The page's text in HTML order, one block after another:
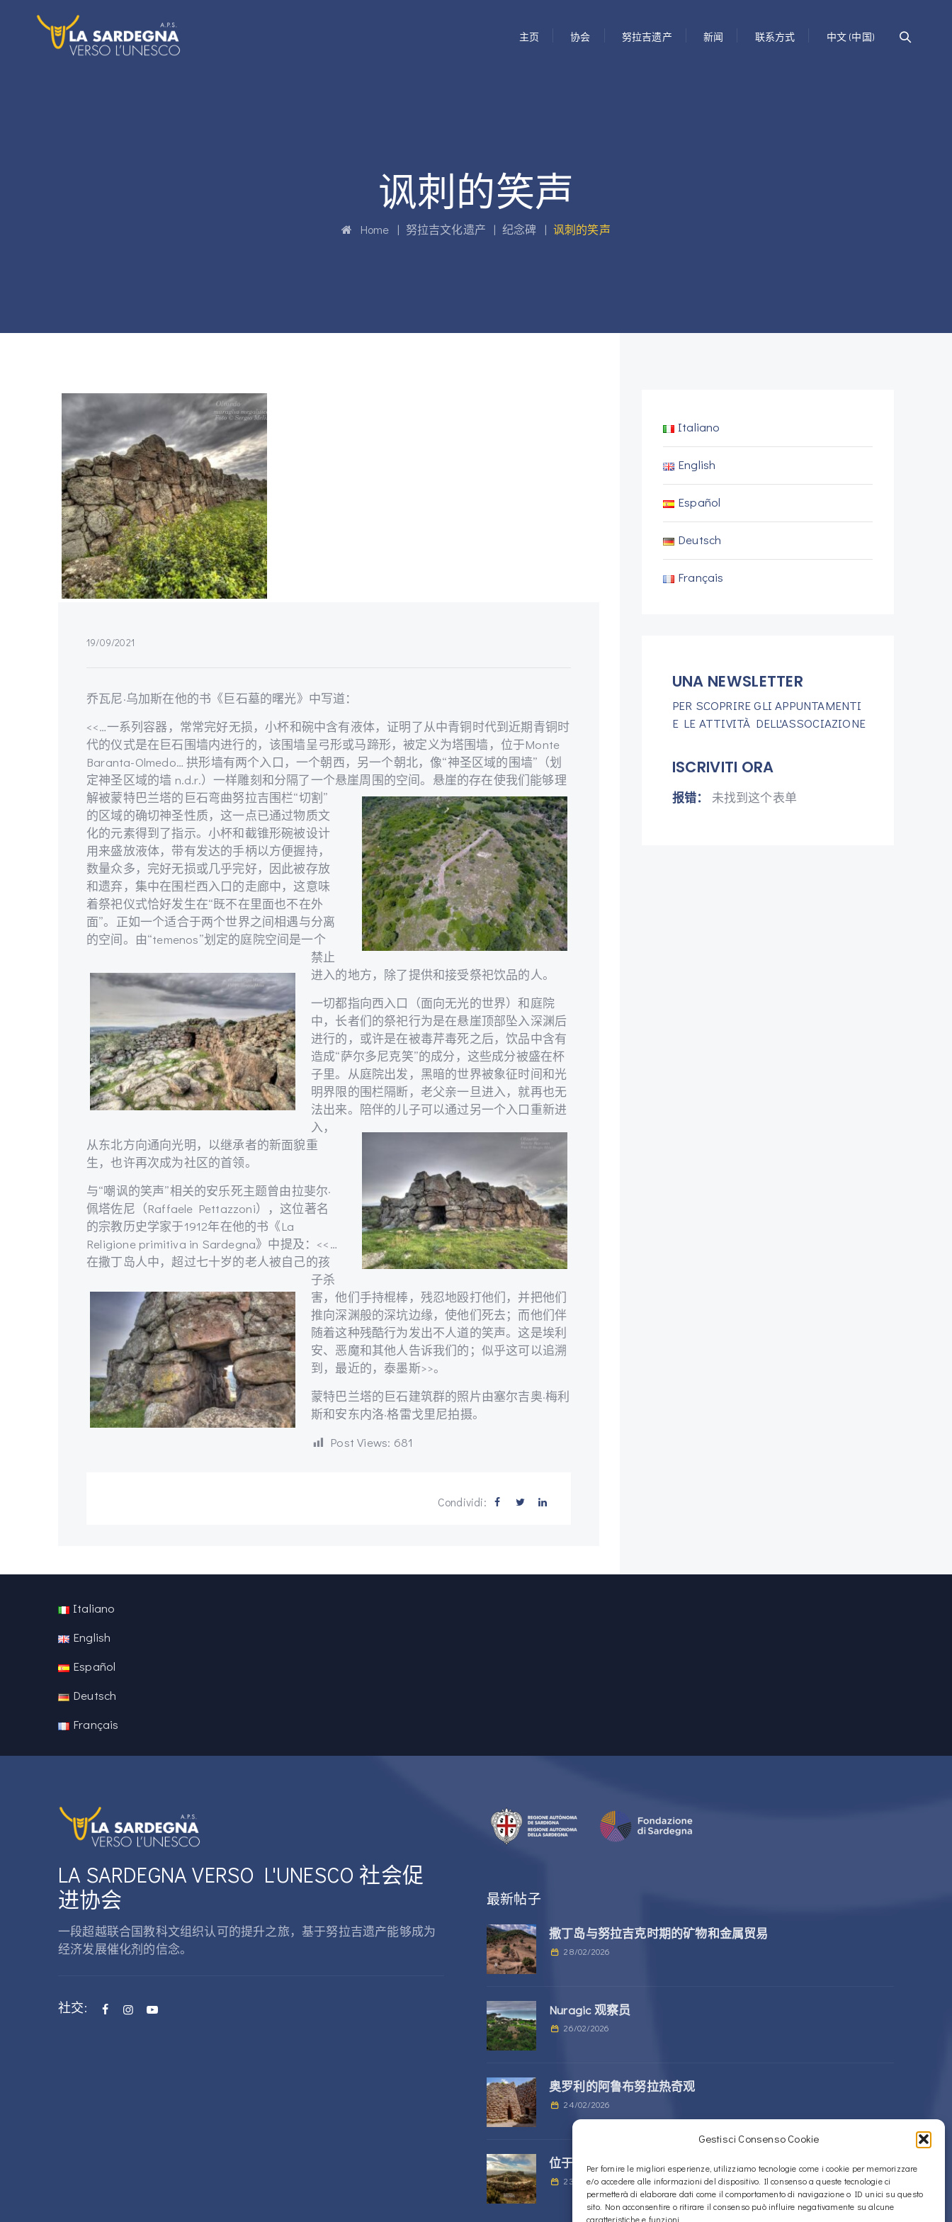
Gestisci Consenso Cookie
Per fornire le migliori esperienze, utilizziamo tecnologie come i cookie per memorizzare
e/o accedere alle informazioni del dispositivo. Il consenso a queste tecnologie ci
permetterà di elaborare dati come il comportamento di navigazione o ID unici su questo
sito. Non acconsentire o ritirare il consenso può influire negativamente su alcune
caratteristiche e funzioni.
主页 协会 努拉吉遗产 新闻 联系方式 中文 (中国)
讽刺的笑声
Home | 努拉吉文化遗产 |纪念碑 | 讽刺的笑声
19/09/2021
乔瓦尼·乌加斯在他的书《巨石墓的曙光》中写道：
<<…一系列容器，常常完好无损，小杯和碗中含有液体，证明了从中青铜时代到近期青铜时
代的仪式是在巨石围墙内进行的，该围墙呈弓形或马蹄形，被定义为塔围墙，位于Monte
Baranta-Olmedo… 拱形墙有两个入口，一个朝西，另一个朝北，像“神圣区域的围墙”（划
定神圣区域的墙 n.d.r.）一样雕刻和分隔了一个悬崖周围的空间。 悬崖的存在使我们能够理
解被蒙特巴兰塔的巨石弯曲努拉吉围栏“切割”
的区域的确切神圣性质，这一点已通过物质文
化的元素得到了指示。小杯和截锥形碗被设计
用来盛放液体，带有发达的手柄以方便握持，
数量众多，完好无损或几乎完好，因此被存放
和遗弃，集中在围栏西入口的走廊中，这意味
着祭祀仪式恰好发生在“既不在里面也不在外
面”。 正如一个适合于两个世界之间相遇与分离
的空间。由“temenos”划定的庭院空间是一个
禁止
进入的地方，除了提供和接受祭祀饮品的人。
一切都指向西入口（面向无光的世界）和庭院
中，长者们的祭祀行为是在悬崖顶部坠入深渊后
进行的，或许是在被毒芹毒死之后，饮品中含有
造成“萨尔多尼克笑”的成分，这些成分被盛在杯
子里。 从庭院出发，黑暗的世界被象征时间和光
明界限的围栏隔断，老父亲一旦进入，就再也无
法出来。陪伴的儿子可以通过另一个入口重新进
入，
从东北方向通向光明，以继承者的新面貌重
生，也许再次成为社区的首领。
与“嘲讽的笑声”相关的安乐死主题曾由拉斐尔·
佩塔佐尼（Raffaele Pettazzoni），这位著名
的宗教历史学家于1912年在他的书《La
Religione primitiva in Sardegna》中提及： <<…
在撒丁岛人中，超过七十岁的老人被自己的孩
子杀
害，他们手持棍棒，残忍地殴打他们，并把他们
推向深渊般的深坑边缘，使他们死去；而他们伴
随着这种残酷行为发出不人道的笑声。这是埃利
安、恶魔和其他人告诉我们的；似乎这可以追溯
到，最近的，泰墨斯>>。
蒙特巴兰塔的巨石建筑群的照片由塞尔吉奥·梅利
斯和安东内洛·格雷戈里尼拍摄。
Post Views: 681
Condividi:
Italiano
English
Español
Deutsch
Français
UNA NEWSLETTER
PER SCOPRIRE GLI APPUNTAMENTI
E LE ATTIVITÀ DELL'ASSOCIAZIONE
ISCRIVITI ORA
报错： 未找到这个表单
Italiano
English
Español
Deutsch
Français
LA SARDEGNA VERSO L'UNESCO 社会促
进协会
一段超越联合国教科文组织认可的提升之旅，基于努拉吉遗产能够成为
经济发展催化剂的信念。
社交:
最新帖子
撒丁岛与努拉吉克时期的矿物和金属贸易
28/02/2026
Nuragic 观察员
26/02/2026
奥罗利的阿鲁布努拉热奇观
24/02/2026
位于 Alà dei Sardi 的 Sos Nurattolos Nuragic 建筑群
23/02/2026